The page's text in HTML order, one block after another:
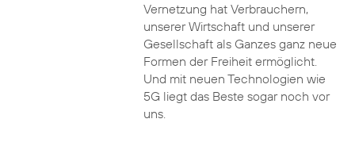
Vernetzung hat Verbrauchern,
unserer Wirtschaft und unserer
Gesellschaft als Ganzes ganz neue
Formen der Freiheit ermöglicht.
Und mit neuen Technologien wie
5G liegt das Beste sogar noch vor
uns.